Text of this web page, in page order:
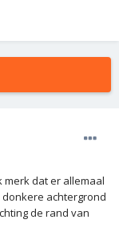
merk dat er allemaal
achtergrond
de rand van